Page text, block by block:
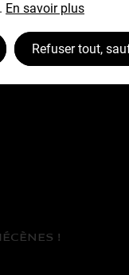
!
En savoir plus
Refuser tout,